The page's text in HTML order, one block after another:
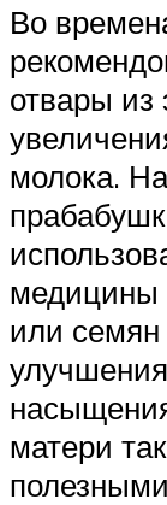
Во
отвары из
молока.
медицины
или семян
матери